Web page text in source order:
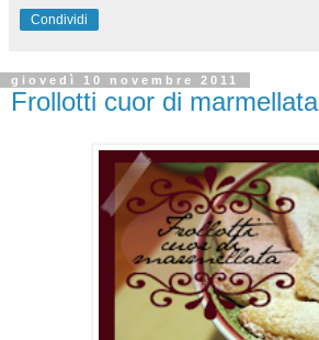
Condividi
giovedì 10 novembre 2011
Frollotti cuor di marmellata